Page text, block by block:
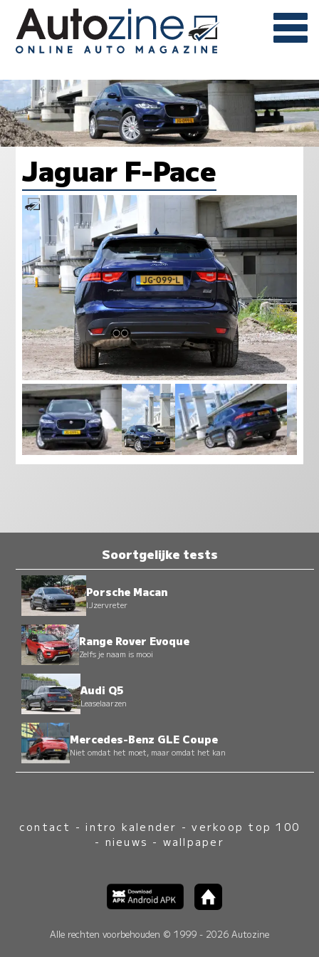
Jaguar F-Pace
Soortgelijke tests
Porsche Macan
IJzervreter
Range Rover Evoque
Zelfs je naam is mooi
Audi Q5
Leaselaarzen
Mercedes-Benz GLE Coupe
Niet omdat het moet, maar omdat het kan
contact -intro kalender -verkoop top 100
- nieuws - wallpaper
Alle rechten voorbehouden © 1999 - 2026 Autozine